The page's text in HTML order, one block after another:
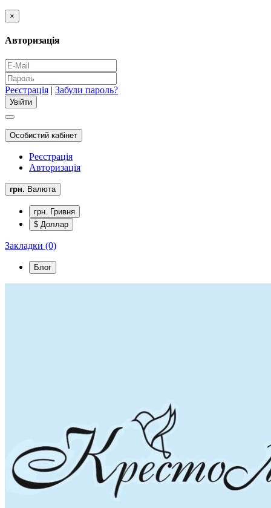
×
Авторизація
Реєстрація | Забули пароль?
Особистий кабінет
Реєстрація
Авторизація
грн. Валюта
грн. Гривня
$ Доллар
Закладки (0)
Блог